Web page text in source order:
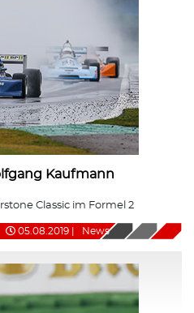
Kaufmann
Classic im Formel 2
05.08.2019 News